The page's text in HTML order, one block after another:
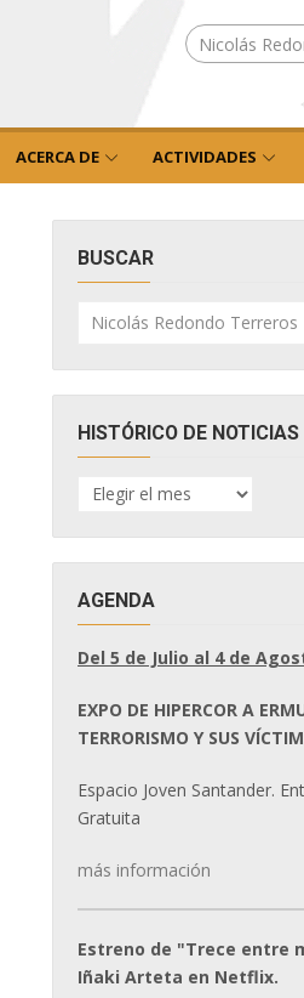
Buscar
por:
ACERCA DE ACTIVIDADES
BUSCAR
por:
HISTÓRICO DE NOTICIAS
HISTÓRICO
DE
AGENDA
Del 5 de Julio al 4 de
EXPO DE HIPERCOR A
TERRORISMO Y SUS
Espacio Joven Santander.
Gratuita
más información
Estreno de "Trece entre
Iñaki Arteta en Netflix.